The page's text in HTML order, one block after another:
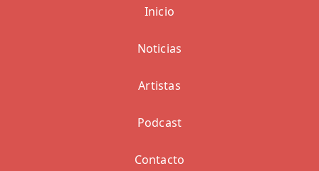
Inicio
Noticias
Artistas
Podcast
Contacto